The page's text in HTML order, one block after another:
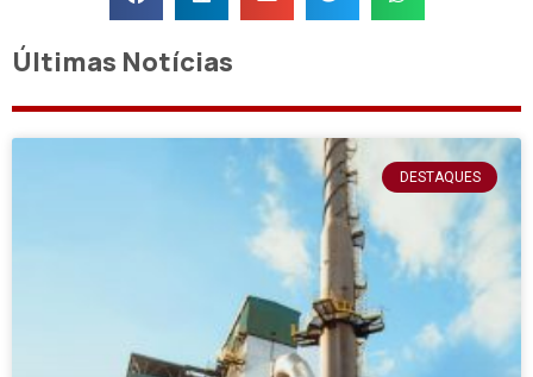
Últimas Notícias
DESTAQUES